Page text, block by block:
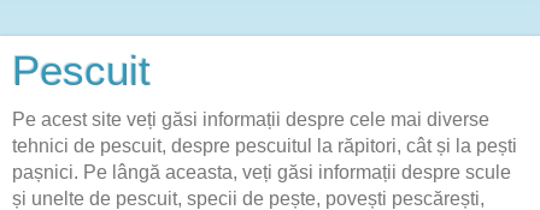
Pescuit
Pe acest site veți găsi informații despre cele mai diverse
tehnici de pescuit, despre pescuitul la răpitori, cât și la pești
pașnici. Pe lângă aceasta, veți găsi informații despre scule
și unelte de pescuit, specii de pește, povești pescărești,